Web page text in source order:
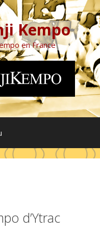
Kempo
en France
d’Ytrac